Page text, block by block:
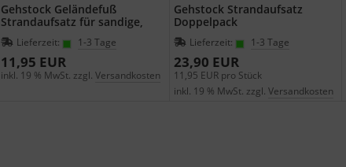
Gehstock Geländefuß
Strandaufsatz für sandige,
moorastige Böden für
Wanderstöcke mit
Durchmesser 19 mm
Lieferzeit: 1-3 Tage
11,95 EUR
inkl. 19 % MwSt. zzgl.Versandkosten
Gehstock Strandaufsatz
Doppelpack
Lieferzeit: 1-3 Tage
23,90 EUR
11,95 EUR pro Stück
inkl. 19 % MwSt. zzgl. Versandkosten